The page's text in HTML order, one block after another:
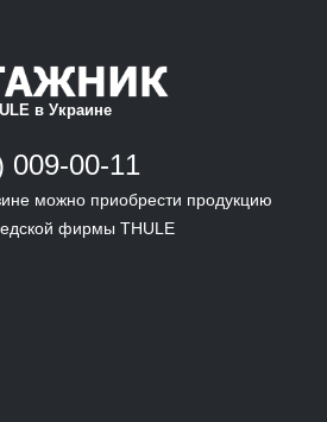
в Украине
009-00-11
можно приобрести продукцию
фирмы THULE